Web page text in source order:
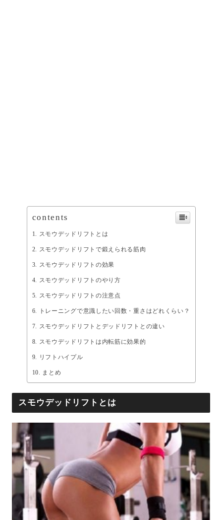
contents
スモウデッドリフトとは
スモウデッドリフトで鍛えられる筋肉
スモウデッドリフトの効果
スモウデッドリフトのやり方
スモウデッドリフトの注意点
トレーニングで意識したい回数・重さはどれくらい？
スモウデッドリフトとデッドリフトとの違い
スモウデッドリフトは内転筋に効果的
リフトハイプル
まとめ
スモウデッドリフトとは